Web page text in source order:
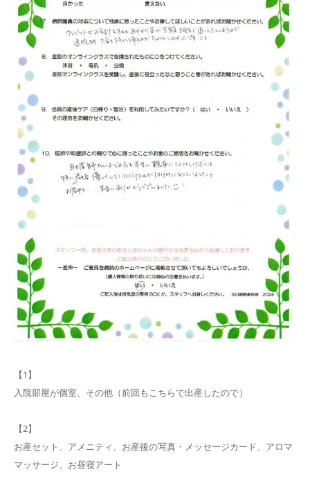
【1】
入院部屋が個室、その他（前回もこちらで出産したので）
【2】
お産セット、アメニティ、お産後の写真・メッセージカード、アロマ
マッサージ、お昼寝アート